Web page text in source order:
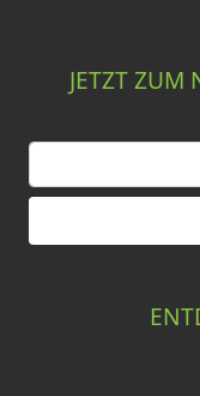
JETZT ZUM